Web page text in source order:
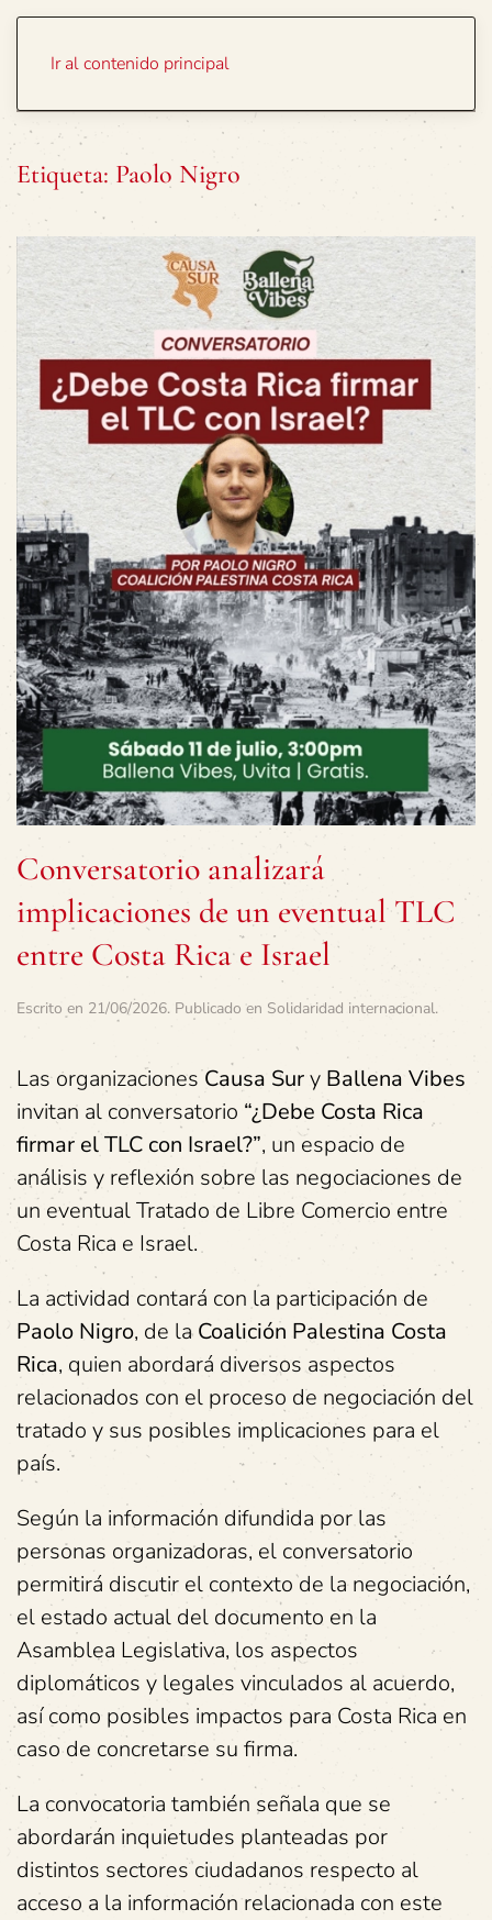
Ir al contenido principal
Etiqueta: Paolo Nigro
Conversatorio analizará
implicaciones de un eventual TLC
entre Costa Rica e Israel
Escrito en 21/06/2026. Publicado en Solidaridad internacional.
Las organizacionesCausa Sury Ballena Vibes
invitan al conversatorio “¿Debe Costa Rica
firmar el TLC con Israel?”, un espacio de
análisis y reflexión sobre las negociaciones de
un eventual Tratado de Libre Comercio entre
Costa Rica e Israel.
La actividad contará con la participación de
Paolo Nigro, de laCoalición Palestina Costa
Rica, quien abordará diversos aspectos
relacionados con el proceso de negociación del
tratado y sus posibles implicaciones para el
país.
Según la información difundida por las
personas organizadoras, el conversatorio
permitirá discutir el contexto de la negociación,
el estado actual del documento en la
Asamblea Legislativa, los aspectos
diplomáticos y legales vinculados al acuerdo,
así como posibles impactos para Costa Rica en
caso de concretarse su firma.
La convocatoria también señala que se
abordarán inquietudes planteadas por
distintos sectores ciudadanos respecto al
acceso a la información relacionada con este